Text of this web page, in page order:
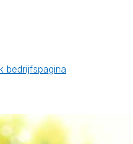
bedrijfspagina